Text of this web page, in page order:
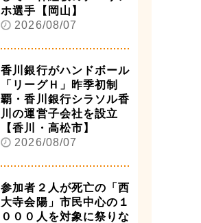
ホ選手【岡山】
2026/08/07
香川銀行がハンドボール
「リーグＨ」昨季初制
覇・香川銀行シラソル香
川の運営子会社を設立
【香川・高松市】
2026/08/07
参加者２人が死亡の「西
大寺会陽」市民中心の１
０００人を対象に祭りな